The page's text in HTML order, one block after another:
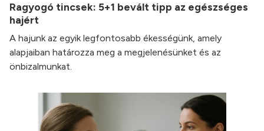
Ragyogó tincsek: 5+1 bevált tipp az egészséges
hajért
A hajunk az egyik legfontosabb ékességünk, amely
alapjaiban határozza meg a megjelenésünket és az
önbizalmunkat.